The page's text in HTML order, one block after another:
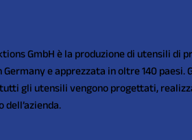
GmbH è la produzione di utensili di
e apprezzata in oltre 140 paesi.
gli utensili vengono progettati,